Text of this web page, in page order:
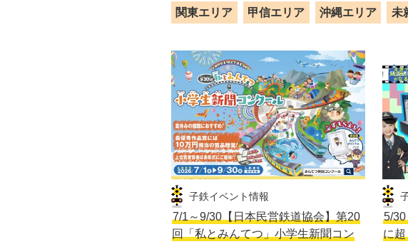
関東エリア 甲信エリア 沖縄エリア 未
子鉄イベント情報
7/1～9/30【日本民営鉄道協会】第20
回「私とみんてつ」小学生新聞コン
5/
に